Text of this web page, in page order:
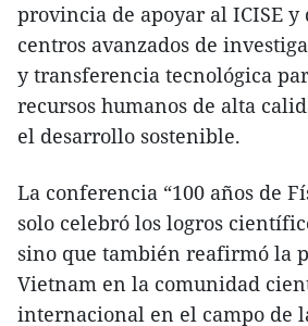
provincia de apoyar al ICISE
centros avanzados de
y transferencia tecnológica
recursos humanos de alta
el desarrollo sostenible.
La conferencia “100 años de
solo celebró los logros
sino que también reafirmó la
Vietnam en la comunidad
internacional en el campo de